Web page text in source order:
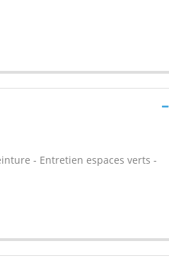
- Entretien espaces verts -